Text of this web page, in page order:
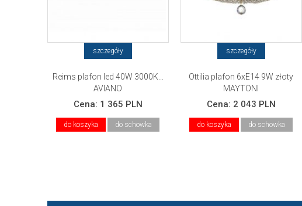
szczegóły
Reims plafon led 40W 3000K...
AVIANO
Cena: 1 365 PLN
do koszyka do schowka
szczegóły
Ottilia plafon 6xE14 9W złoty
MAYTONI
Cena: 2 043 PLN
do koszyka do schowka